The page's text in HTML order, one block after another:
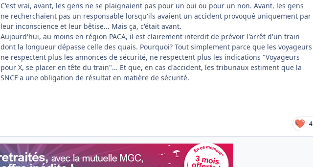
C'est vrai, avant, les gens ne se plaignaient pas pour un oui ou pour un non. Avant, les gens
ne recherchaient pas un responsable lorsqu'ils avaient un accident provoqué uniquement par
leur inconscience et leur bêtise... Mais ça, c'était avant.
Aujourd'hui, au moins en région PACA, il est clairement interdit de prévoir l'arrêt d'un train
dont la longueur dépasse celle des quais. Pourquoi? Tout simplement parce que les voyageurs
ne respectent plus les annonces de sécurité, ne respectent plus les indications "Voyageurs
pour X, se placer en tête du train"... Et que, en cas d'accident, les tribunaux estiment que la
SNCF a une obligation de résultat en matière de sécurité.
4